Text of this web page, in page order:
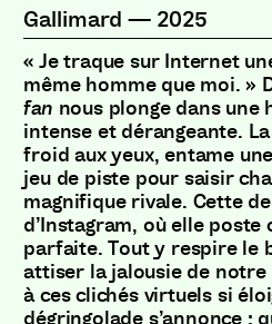
Gallimard — 2025
« Je traque sur Internet
même homme que moi. »
fan nous plonge dans une
intense et dérangeante.
froid aux yeux, entame
jeu de piste pour saisir
magnifique rivale. Cette
d’Instagram, où elle
parfaite. Tout y respire le
attiser la jalousie de
à ces clichés virtuels si